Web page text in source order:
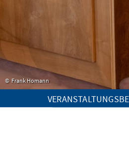
Frank Homann